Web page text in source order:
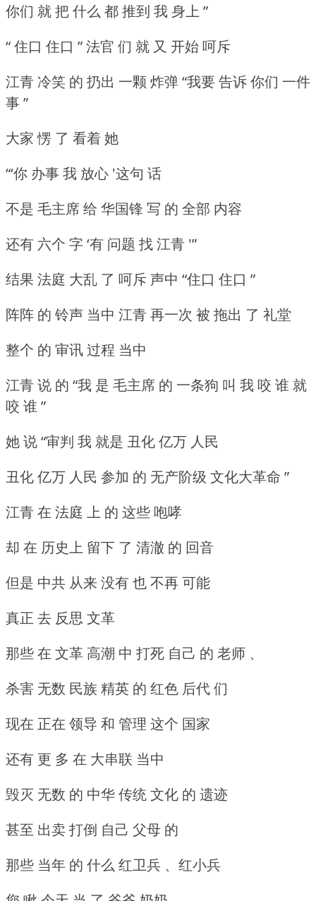
你们 就 把 什么 都 推到 我 身上 ”
“ 住口 住口 ” 法官 们 就 又 开始 呵斥
江青 冷笑 的 扔出 一颗 炸弹 “我要 告诉 你们 一件
事 ”
大家 愣 了 看着 她
“‘你 办事 我 放心 '这句 话
不是 毛主席 给 华国锋 写 的 全部 内容
还有 六个 字 ‘有 问题 找 江青 '”
结果 法庭 大乱 了 呵斥 声中 “住口 住口 ”
阵阵 的 铃声 当中 江青 再一次 被 拖出 了 礼堂
整个 的 审讯 过程 当中
江青 说 的 “我 是 毛主席 的 一条狗 叫 我 咬 谁 就
咬 谁 ”
她 说 “审判 我 就是 丑化 亿万 人民
丑化 亿万 人民 参加 的 无产阶级 文化大革命 ”
江青 在 法庭 上 的 这些 咆哮
却 在 历史上 留下 了 清澈 的 回音
但是 中共 从来 没有 也 不再 可能
真正 去 反思 文革
那些 在 文革 高潮 中 打死 自己 的 老师 、
杀害 无数 民族 精英 的 红色 后代 们
现在 正在 领导 和 管理 这个 国家
还有 更 多 在 大串联 当中
毁灭 无数 的 中华 传统 文化 的 遗迹
甚至 出卖 打倒 自己 父母 的
那些 当年 的 什么 红卫兵 、红小兵